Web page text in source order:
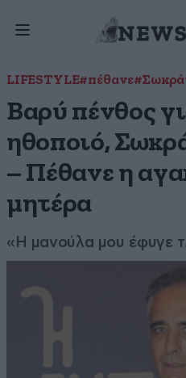
LIFESTYLE#πέθανε
Βαρύ πένθος
ηθοποιό,
– Πέθανε η
μητέρα
«Η μανούλα μου έφυγε